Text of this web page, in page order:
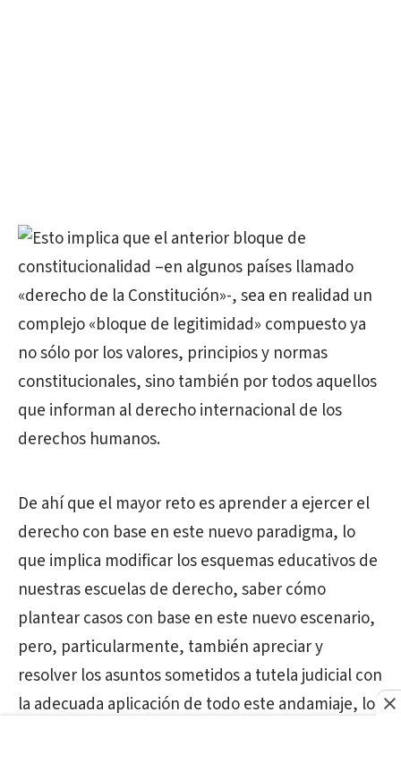
Esto implica que el anterior bloque de
constitucionalidad –en algunos países llamado
«derecho de la Constitución»-, sea en realidad un
complejo «bloque de legitimidad» compuesto ya
no sólo por los valores, principios y normas
constitucionales, sino también por todos aquellos
que informan al derecho internacional de los
derechos humanos.
De ahí que el mayor reto es aprender a ejercer el
derecho con base en este nuevo paradigma, lo
que implica modificar los esquemas educativos de
nuestras escuelas de derecho, saber cómo
plantear casos con base en este nuevo escenario,
pero, particularmente, también apreciar y
resolver los asuntos sometidos a tutela judicial con
la adecuada aplicación de todo este andamiaje, lo